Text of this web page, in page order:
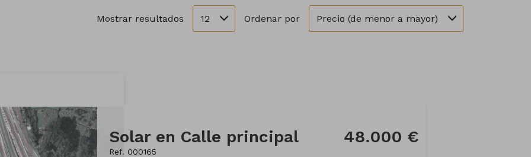
Mostrar resultados 12 Ordenar por Precio (de menor a mayor)
Solar en Calle principal
Ref. 000165
48.000 €